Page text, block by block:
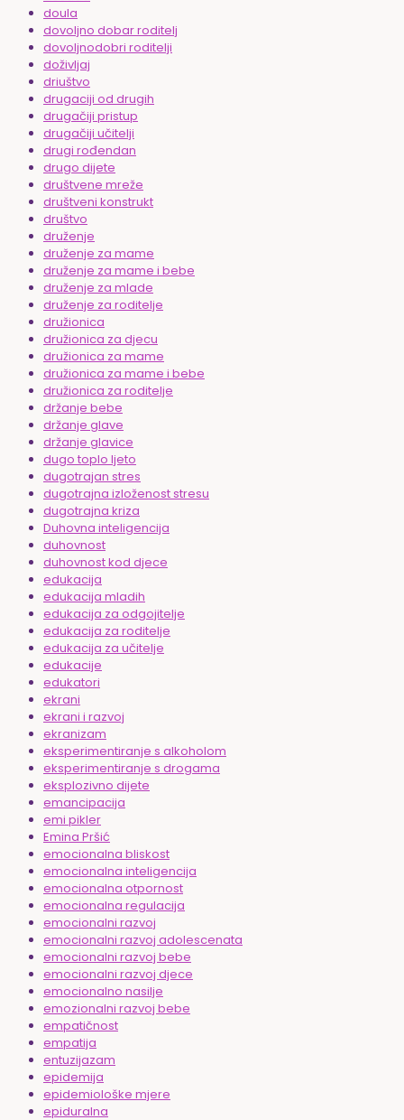
doula
dovoljno dobar roditelj
dovoljnodobri roditelji
doživljaj
driuštvo
drugaciji od drugih
drugačiji pristup
drugačiji učitelji
drugi rođendan
drugo dijete
društvene mreže
društveni konstrukt
društvo
druženje
druženje za mame
druženje za mame i bebe
druženje za mlade
druženje za roditelje
družionica
družionica za djecu
družionica za mame
družionica za mame i bebe
družionica za roditelje
držanje bebe
držanje glave
držanje glavice
dugo toplo ljeto
dugotrajan stres
dugotrajna izloženost stresu
dugotrajna kriza
Duhovna inteligencija
duhovnost
duhovnost kod djece
edukacija
edukacija mladih
edukacija za odgojitelje
edukacija za roditelje
edukacija za učitelje
edukacije
edukatori
ekrani
ekrani i razvoj
ekranizam
eksperimentiranje s alkoholom
eksperimentiranje s drogama
eksplozivno dijete
emancipacija
emi pikler
Emina Pršić
emocionalna bliskost
emocionalna inteligencija
emocionalna otpornost
emocionalna regulacija
emocionalni razvoj
emocionalni razvoj adolescenata
emocionalni razvoj bebe
emocionalni razvoj djece
emocionalno nasilje
emozionalni razvoj bebe
empatičnost
empatija
entuzijazam
epidemija
epidemiološke mjere
epiduralna